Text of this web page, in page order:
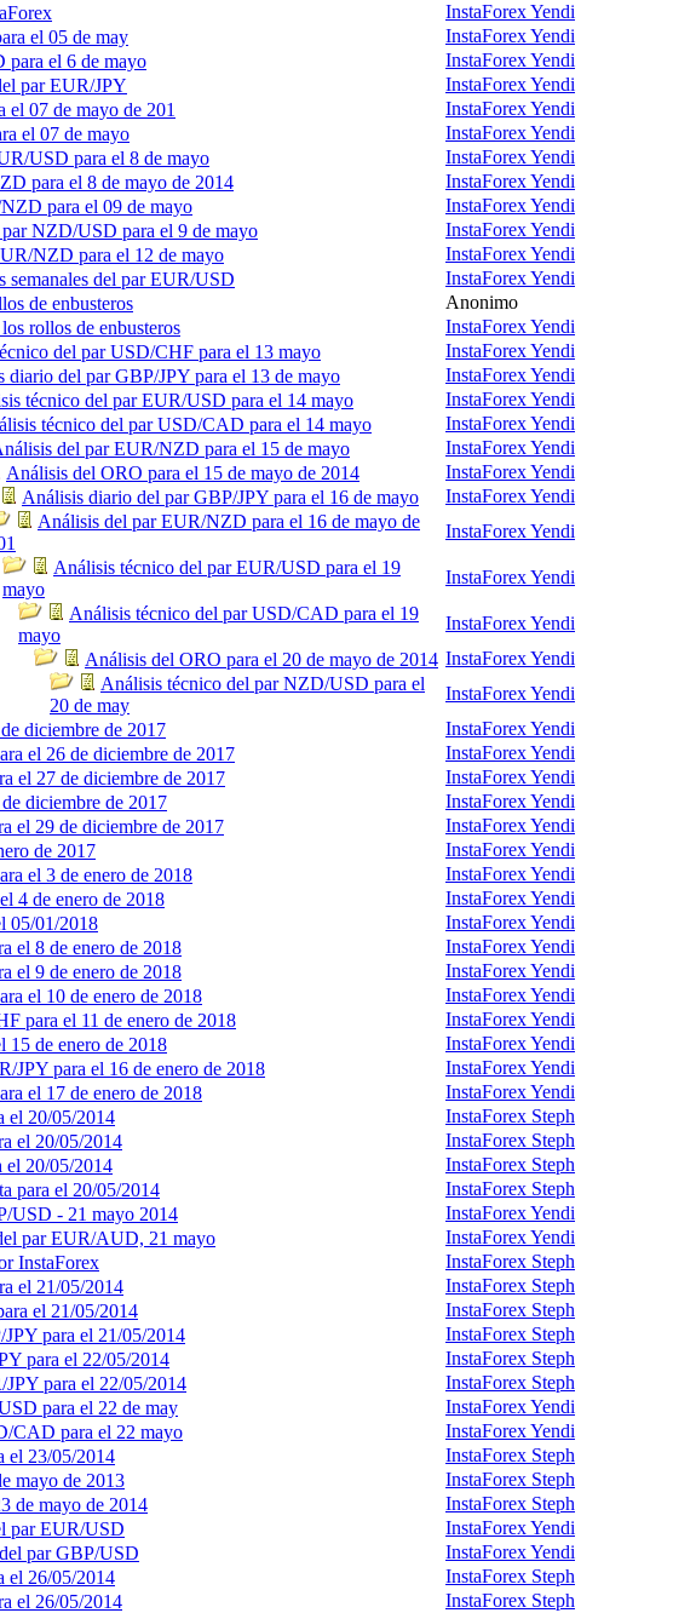
InstaForex Yendi
el 05 de may
InstaForex Yendi
para el 6 de mayo
InstaForex Yendi
par EUR/JPY
InstaForex Yendi
el 07 de mayo de 201
InstaForex Yendi
el 07 de mayo
InstaForex Yendi
USD para el 8 de mayo
InstaForex Yendi
para el 8 de mayo de 2014
InstaForex Yendi
para el 09 de mayo
InstaForex Yendi
NZD/USD para el 9 de mayo
InstaForex Yendi
NZD para el 12 de mayo
InstaForex Yendi
semanales del par EUR/USD
InstaForex Yendi
de enbusteros
Anonimo
rollos de enbusteros
InstaForex Yendi
del par USD/CHF para el 13 mayo
InstaForex Yendi
diario del par GBP/JPY para el 13 de mayo
InstaForex Yendi
técnico del par EUR/USD para el 14 mayo
InstaForex Yendi
técnico del par USD/CAD para el 14 mayo
InstaForex Yendi
del par EUR/NZD para el 15 de mayo
InstaForex Yendi
Análisis del ORO para el 15 de mayo de 2014
InstaForex Yendi
Análisis diario del par GBP/JPY para el 16 de mayo
InstaForex Yendi
Análisis del par EUR/NZD para el 16 de mayo de
InstaForex Yendi
Análisis técnico del par EUR/USD para el 19
mayo
InstaForex Yendi
Análisis técnico del par USD/CAD para el 19
mayo
InstaForex Yendi
Análisis del ORO para el 20 de mayo de 2014 InstaForex Yendi
Análisis técnico del par NZD/USD para el
20 de may
InstaForex Yendi
diciembre de 2017
InstaForex Yendi
el 26 de diciembre de 2017
InstaForex Yendi
el 27 de diciembre de 2017
InstaForex Yendi
diciembre de 2017
InstaForex Yendi
el 29 de diciembre de 2017
InstaForex Yendi
de 2017
InstaForex Yendi
el 3 de enero de 2018
InstaForex Yendi
4 de enero de 2018
InstaForex Yendi
05/01/2018
InstaForex Yendi
el 8 de enero de 2018
InstaForex Yendi
el 9 de enero de 2018
InstaForex Yendi
el 10 de enero de 2018
InstaForex Yendi
para el 11 de enero de 2018
InstaForex Yendi
15 de enero de 2018
InstaForex Yendi
JPY para el 16 de enero de 2018
InstaForex Yendi
el 17 de enero de 2018
InstaForex Yendi
el 20/05/2014
InstaForex Steph
el 20/05/2014
InstaForex Steph
el 20/05/2014
InstaForex Steph
para el 20/05/2014
InstaForex Steph
USD - 21 mayo 2014
InstaForex Yendi
par EUR/AUD, 21 mayo
InstaForex Yendi
InstaForex
InstaForex Steph
el 21/05/2014
InstaForex Steph
el 21/05/2014
InstaForex Steph
para el 21/05/2014
InstaForex Steph
para el 22/05/2014
InstaForex Steph
para el 22/05/2014
InstaForex Steph
para el 22 de may
InstaForex Yendi
CAD para el 22 mayo
InstaForex Yendi
el 23/05/2014
InstaForex Steph
mayo de 2013
InstaForex Steph
de mayo de 2014
InstaForex Steph
par EUR/USD
InstaForex Yendi
par GBP/USD
InstaForex Yendi
el 26/05/2014
InstaForex Steph
el 26/05/2014
InstaForex Steph